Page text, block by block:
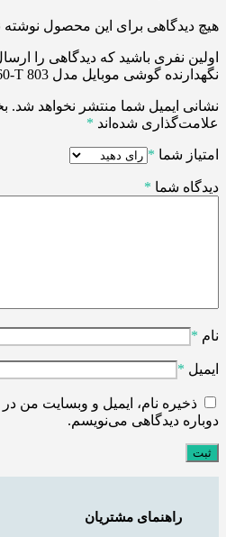
هیچ دیدگاهی برای این محصول
اولین نفری باشید که دیدگاهی را
نگهدارنده گوشی موبایل مدل M60-T 803”
نشانی ایمیل شما منتشر نخواهد شد.
علامت‌گذاری شده‌اند *
امتیاز شما *
دیدگاه شما *
نام *
ایمیل *
ذخیره نام، ایمیل و وبسایت من
دوباره دیدگاهی می‌نویسم.
راهنمای مشتریان